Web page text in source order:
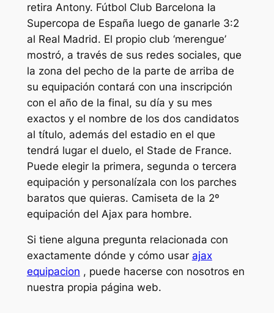
retira Antony. Fútbol Club Barcelona la
Supercopa de España luego de ganarle 3:2
al Real Madrid. El propio club ‘merengue’
mostró, a través de sus redes sociales, que
la zona del pecho de la parte de arriba de
su equipación contará con una inscripción
con el año de la final, su día y su mes
exactos y el nombre de los dos candidatos
al título, además del estadio en el que
tendrá lugar el duelo, el Stade de France.
Puede elegir la primera, segunda o tercera
equipación y personalízala con los parches
baratos que quieras. Camiseta de la 2º
equipación del Ajax para hombre.
Si tiene alguna pregunta relacionada con
exactamente dónde y cómo usar ajax
equipacion , puede hacerse con nosotros en
nuestra propia página web.